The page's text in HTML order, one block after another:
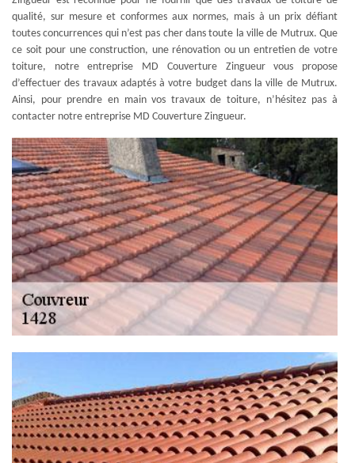
qualité, sur mesure et conformes aux normes, mais à un prix défiant
toutes concurrences qui n’est pas cher dans toute la ville de Mutrux. Que
ce soit pour une construction, une rénovation ou un entretien de votre
toiture, notre entreprise MD Couverture Zingueur vous propose
d’effectuer des travaux adaptés à votre budget dans la ville de Mutrux.
Ainsi, pour prendre en main vos travaux de toiture, n’hésitez pas à
contacter notre entreprise MD Couverture Zingueur.